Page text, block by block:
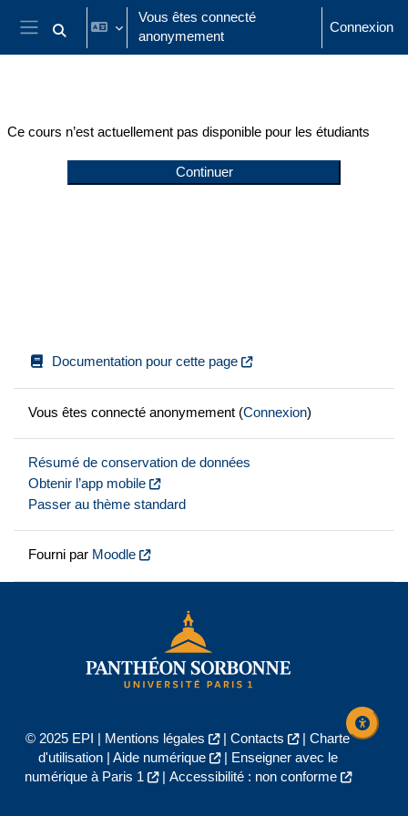
Passer au contenu principal
Panneau latéral
Activer/désactiver la saisie de recherche
Vous êtes connecté
anonymement
Connexion
Ce cours n’est actuellement pas disponible pour les étudiants
Continuer
Documentation pour cette page
Vous êtes connecté anonymement (Connexion)
Résumé de conservation de données
Obtenir l’app mobile
Passer au thème standard
Fourni par Moodle
© 2025 EPI | Mentions légales | Contacts | Charte
d'utilisation| Aide numérique |
Enseigner avec le
numérique à Paris 1
| Accessibilité : non conforme